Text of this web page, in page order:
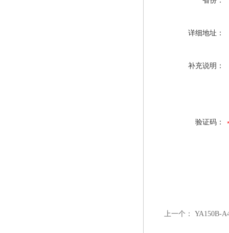
详细地址：
补充说明：
验证码：
上一个： YA150B-